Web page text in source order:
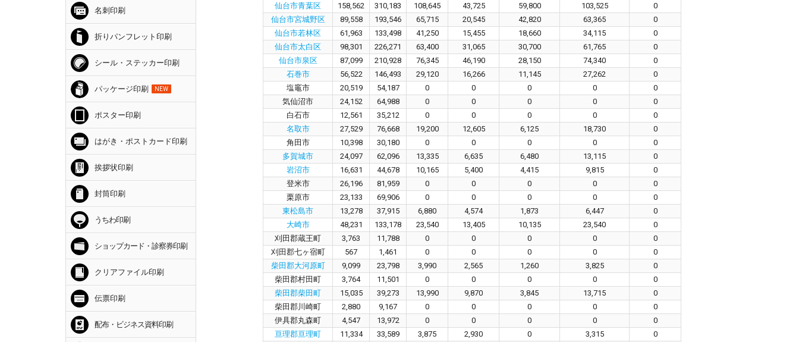
名刺印刷
折りパンフレット印刷
シール・ステッカー印刷
パッケージ印刷 NEW
ポスター印刷
はがき・ポストカード印刷
挨拶状印刷
封筒印刷
うちわ印刷
ショップカード・診察券印刷
クリアファイル印刷
伝票印刷
配布・ビジネス資料印刷
仙台市青葉区
158,562 310,183 108,645 43,725 59,800 103,525
0
仙台市宮城野区
89,558 193,546 65,715 20,545 42,820 63,365
0
仙台市若林区
61,963 133,498 41,250 15,455 18,660 34,115
0
仙台市太白区
98,301 226,271 63,400 31,065 30,700 61,765
0
仙台市泉区
87,099 210,928 76,345 46,190 28,150 74,340
0
石巻市
56,522 146,493 29,120 16,266 11,145 27,262
0
塩竈市
20,519 54,187 0 0 0 0
0
気仙沼市
24,152 64,988 0 0 0 0
0
白石市
12,561 35,212 0 0 0 0
0
名取市
27,529 76,668 19,200 12,605 6,125 18,730
0
角田市
10,398 30,180 0 0 0 0
0
多賀城市
24,097 62,096 13,335 6,635 6,480 13,115
0
岩沼市
16,631 44,678 10,165 5,400 4,415 9,815
0
登米市
26,196 81,959 0 0 0 0
0
栗原市
23,133 69,906 0 0 0 0
0
東松島市
13,278 37,915 6,880 4,574 1,873 6,447
0
大崎市
48,231 133,178 23,540 13,405 10,135 23,540
0
刈田郡蔵王町
3,763 11,788 0 0 0 0
0
刈田郡七ヶ宿町
567 1,461 0 0 0 0
0
柴田郡大河原町
9,099 23,798 3,990 2,565 1,260 3,825
0
柴田郡村田町
3,764 11,501 0 0 0 0
0
柴田郡柴田町
15,035 39,273 13,990 9,870 3,845 13,715
0
柴田郡川崎町
2,880 9,167 0 0 0 0
0
伊具郡丸森町
4,547 13,972 0 0 0 0
0
亘理郡亘理町
11,334 33,589 3,875 2,930 0 3,315
0